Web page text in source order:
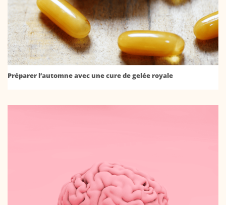
Préparer l’automne avec une cure de gelée royale